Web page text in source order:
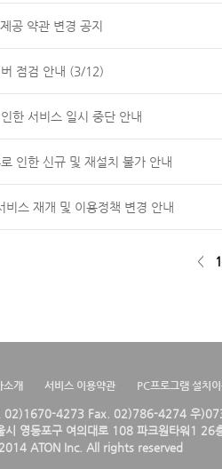
공 약관 변경 공지
점검 안내 (3/12)
한 서비스 일시 중단 안내
인한 신규 및 재설치 불가 안내
비스 재개 및 이용정책 변경 안내
< 1
소개 서비스 이용약관 PC프로그램 설치
02)1670-4273 Fax. 02)786-4274 우
시 영등포구 여의대로 108 파크원타워1 26
ATON Inc. All rights reserved